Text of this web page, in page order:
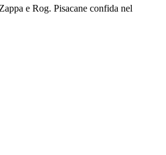
e Rog. Pisacane confida nel